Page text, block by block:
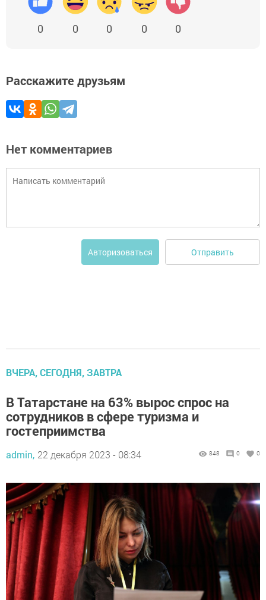
0 0 0 0 0
Расскажите друзьям
Нет комментариев
Авторизоваться Отправить
ВЧЕРА, СЕГОДНЯ, ЗАВТРА
В Татарстане на 63% вырос спрос на
сотрудников в сфере туризма и
гостеприимства
admin, 22 декабря 2023 - 08:34 848 0 0